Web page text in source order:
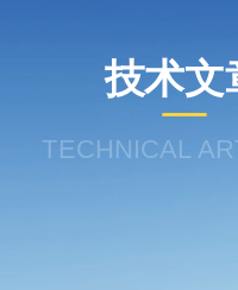
技术文
TECHNICAL